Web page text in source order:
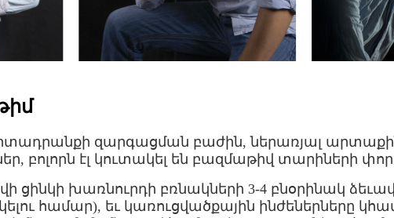
զարգացման բաժին, ներառյալ
բոլորն էլ կուտակել են բազմաթիվ տարիների
ցինկի խառնուրդի բռնակների 3-4 բնօրինակ
համար), եւ կառուցվածքային ինժեներները